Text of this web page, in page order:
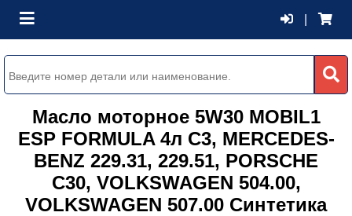
Масло моторное 5W30 MOBIL1
ESP FORMULA 4л C3, MERCEDES-
BENZ 229.31, 229.51, PORSCHE
C30, VOLKSWAGEN 504.00,
VOLKSWAGEN 507.00 Синтетика